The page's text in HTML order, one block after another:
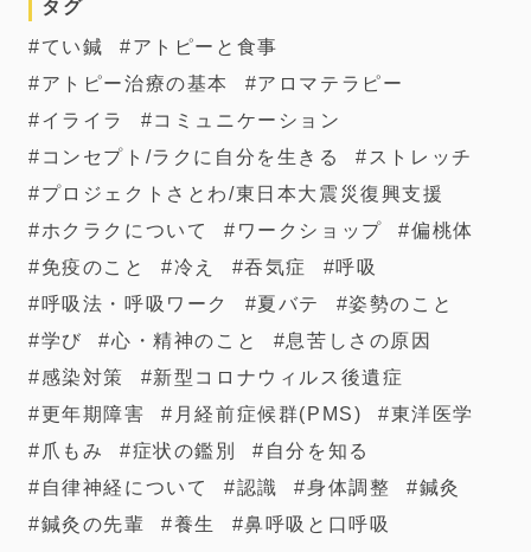
タグ
てい鍼
アトピーと食事
アトピー治療の基本
アロマテラピー
イライラ
コミュニケーション
コンセプト/ラクに自分を生きる
ストレッチ
プロジェクトさとわ/東日本大震災復興支援
ホクラクについて
ワークショップ
偏桃体
免疫のこと
冷え 吞気症
呼吸
呼吸法・呼吸ワーク
夏バテ
姿勢のこと
学び
心・精神のこと
息苦しさの原因
感染対策
新型コロナウィルス後遺症
更年期障害
月経前症候群(PMS)
東洋医学
爪もみ
症状の鑑別
自分を知る
自律神経について
認識 身体調整
鍼灸
鍼灸の先輩
養生 鼻呼吸と口呼吸